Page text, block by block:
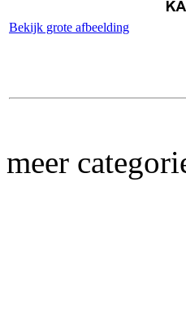
Bekijk grote afbeelding
meer